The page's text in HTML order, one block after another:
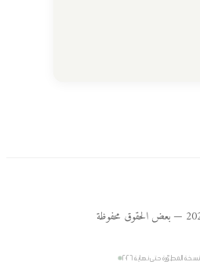
المطوّرة حتى نهاية ٢٠٢٦